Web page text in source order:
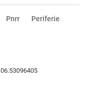
Pnrr Periferie